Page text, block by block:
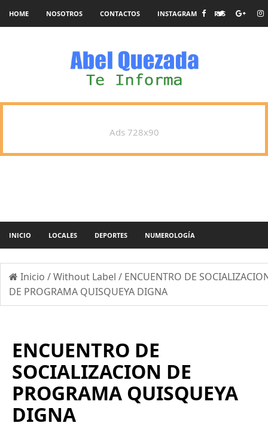
HOME NOSOTROS CONTACTOS INSTAGRAM RSS
Ads 728x90
INICIO LOCALES DEPORTES NUMEROLOGÍA
Inicio /Without Label / ENCUENTRO DE
DE PROGRAMA QUISQUEYA DIGNA
ENCUENTRO DE
SOCIALIZACION DE
PROGRAMA QUISQUEYA
DIGNA